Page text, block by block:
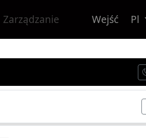
Zarządzanie Wejść Pl